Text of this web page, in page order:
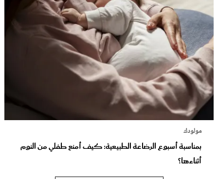
مولودك
بمناسبة أسبوع الرضاعة الطبيعية: كيف أمنع طفلي من النوم
أثناءها؟